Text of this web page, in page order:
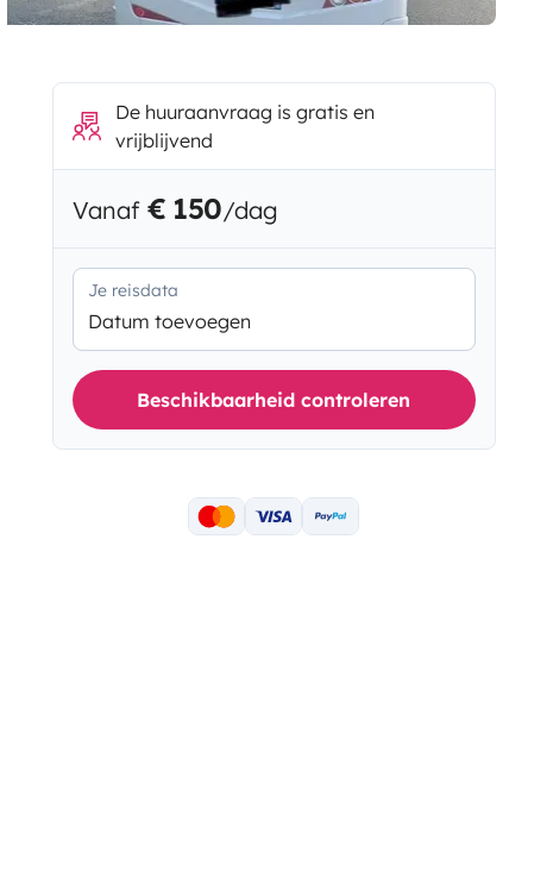
De huuraanvraag is gratis en
vrijblijvend
Vanaf € 150/dag
Je reisdata
Datum toevoegen
Beschikbaarheid controleren